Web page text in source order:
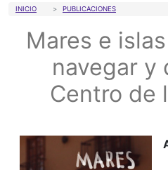
Sobrescribir
INICIO PUBLICACIONES
Mares e
navegar y
Centro de